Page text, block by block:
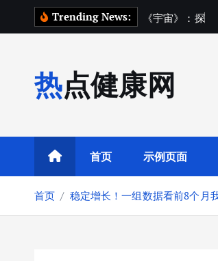
Trending News: 《宇宙》 ： 探
热点健康网
首页 示例页面
首页 稳定增长！一组数据看前8个月